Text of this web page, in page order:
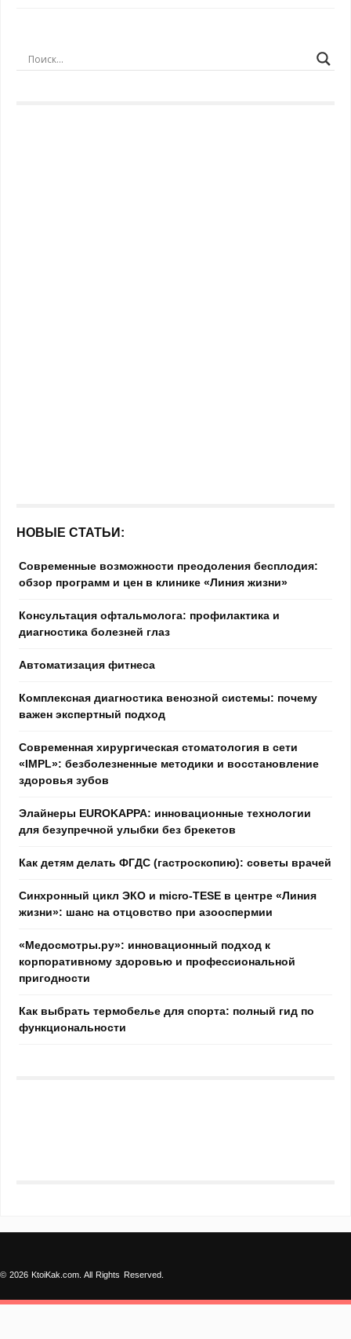
НОВЫЕ СТАТЬИ:
Современные возможности преодоления бесплодия:
обзор программ и цен в клинике «Линия жизни»
Консультация офтальмолога: профилактика и
диагностика болезней глаз
Автоматизация фитнеса
Комплексная диагностика венозной системы: почему
важен экспертный подход
Современная хирургическая стоматология в сети
«IMPL»: безболезненные методики и восстановление
здоровья зубов
Элайнеры EUROKAPPA: инновационные технологии
для безупречной улыбки без брекетов
Как детям делать ФГДС (гастроскопию): советы врачей
Синхронный цикл ЭКО и micro-TESE в центре «Линия
жизни»: шанс на отцовство при азооспермии
«Медосмотры.ру»: инновационный подход к
корпоративному здоровью и профессиональной
пригодности
Как выбрать термобелье для спорта: полный гид по
функциональности
© 2026 KtoiKak.com. All Rights Reserved.